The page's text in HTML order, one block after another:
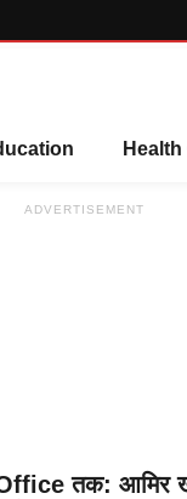
Health
ADVERTISEMENT
तक: आमिर